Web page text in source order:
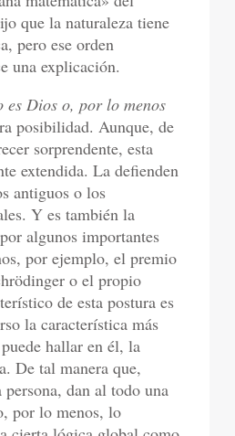
que la naturaleza tiene
pero ese orden
una explicación.
es Dios o, por lo menos
posibilidad. Aunque, de
sorprendente, esta
extendida. La defienden
antiguos o los
Y es también la
algunos importantes
por ejemplo, el premio
o el propio
de esta postura es
la característica más
hallar en él, la
De tal manera que,
persona, dan al todo una
por lo menos, lo